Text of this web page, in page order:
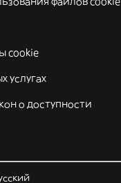
cookie
услугах
о доступности